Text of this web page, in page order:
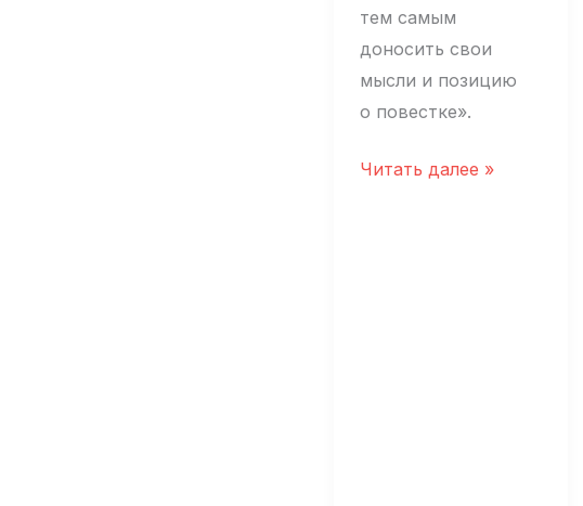
тем самым
доносить свои
мысли и позицию
о повестке».
Гарик
Читать далее »